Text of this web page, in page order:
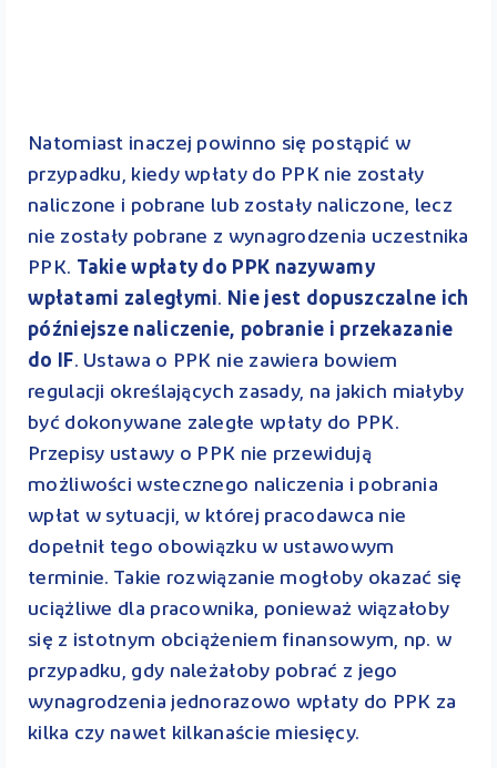
Natomiast inaczej powinno się postąpić w
przypadku, kiedy wpłaty do PPK nie zostały
naliczone i pobrane lub zostały naliczone, lecz
nie zostały pobrane z wynagrodzenia uczestnika
PPK. Takie wpłaty do PPK nazywamy
wpłatami zaległymi. Nie jest dopuszczalne ich
późniejsze naliczenie, pobranie i przekazanie
do IF. Ustawa o PPK nie zawiera bowiem
regulacji określających zasady, na jakich miałyby
być dokonywane zaległe wpłaty do PPK.
Przepisy ustawy o PPK nie przewidują
możliwości wstecznego naliczenia i pobrania
wpłat w sytuacji, w której pracodawca nie
dopełnił tego obowiązku w ustawowym
terminie. Takie rozwiązanie mogłoby okazać się
uciążliwe dla pracownika, ponieważ wiązałoby
się z istotnym obciążeniem finansowym, np. w
przypadku, gdy należałoby pobrać z jego
wynagrodzenia jednorazowo wpłaty do PPK za
kilka czy nawet kilkanaście miesięcy.